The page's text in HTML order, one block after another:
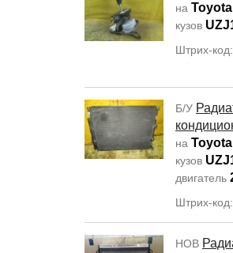
на
кузов
Штрих-
Б/У
на
кузов
двигатель
Штрих-
НОВ